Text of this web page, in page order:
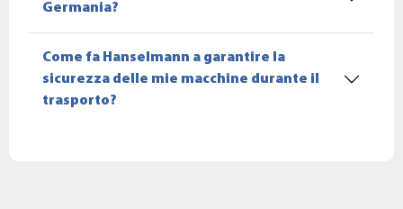
Germania?
Come fa Hanselmann a garantire la
sicurezza delle mie macchine durante il
trasporto?